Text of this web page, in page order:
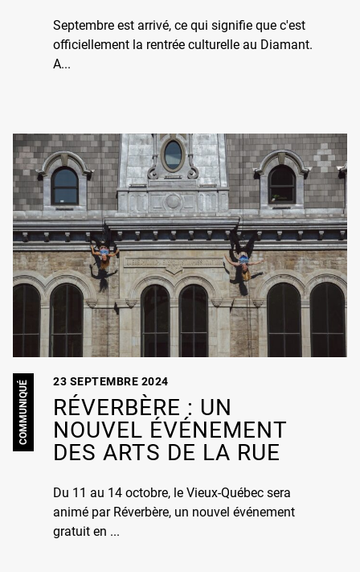
Septembre est arrivé, ce qui signifie que c'est
officiellement la rentrée culturelle au Diamant.
A...
COMMUNIQUÉ
RÉVERBÈRE : UN
NOUVEL ÉVÉNEMENT
DES ARTS DE LA RUE
23 SEPTEMBRE 2024
Du 11 au 14 octobre, le Vieux-Québec sera
animé par Réverbère, un nouvel événement
gratuit en ...